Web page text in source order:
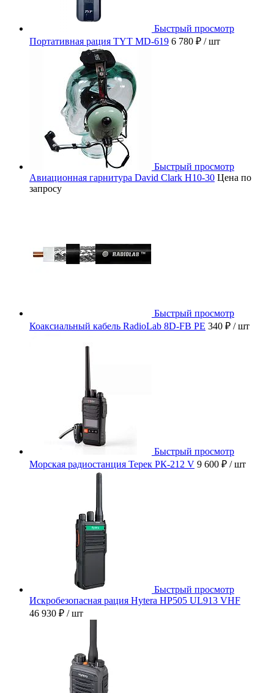
Быстрый просмотр
Портативная рация TYT MD-619 6 780 ₽ / шт
Быстрый просмотр
Авиационная гарнитура David Clark H10-30 Цена по
запросу
Быстрый просмотр
Коаксиальный кабель RadioLab 8D-FB PE 340 ₽ / шт
Быстрый просмотр
Морская радиостанция Терек РК-212 V 9 600 ₽ / шт
Быстрый просмотр
Искробезопасная рация Hytera HP505 UL913 VHF
46 930 ₽ / шт